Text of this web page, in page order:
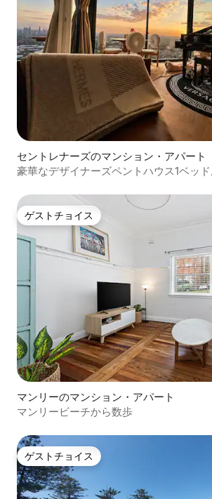
セントレナーズのマンション・アパート
豪華なデザイナーズペントハウス1ベッ
ゲストチョイス
ゲストチョイス
マンリーのマンション・アパート
マンリービーチから数歩
ゲストチョイス
ゲストチョイス